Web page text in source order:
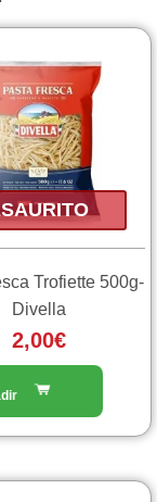
Trofiette 500g-
Divella
2,00€